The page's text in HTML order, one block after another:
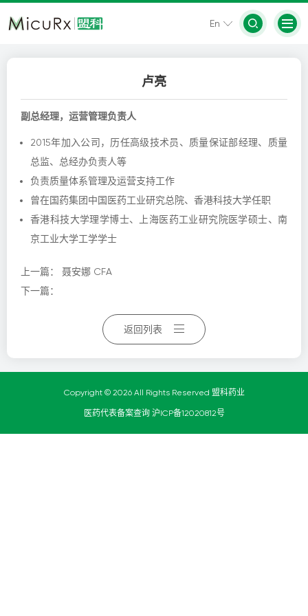
En
卢亮
副总经理，运营管理负责人
2015年加入公司，历任高级技术员、质量保证部经理、质量
总监、总经办负责人等
负责质量体系管理及运营支持工作
曾在国药集团中国医药工业研究总院、香港科技大学任职
香港科技大学理学博士、上海医药工业研究院医学硕士、南
京工业大学工学学士
上一篇： 聂安娜 CFA
下一篇：
返回列表
Copyright © 2026 All Rights Reserved 盟科药业
医药代表备案查询 沪ICP备12020812号